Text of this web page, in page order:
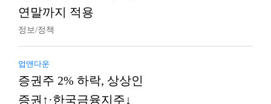
연말까지 적용
정보/정책
업앤다운
증권주 2% 하락, 상상인
증권↑·한국금융지주↓